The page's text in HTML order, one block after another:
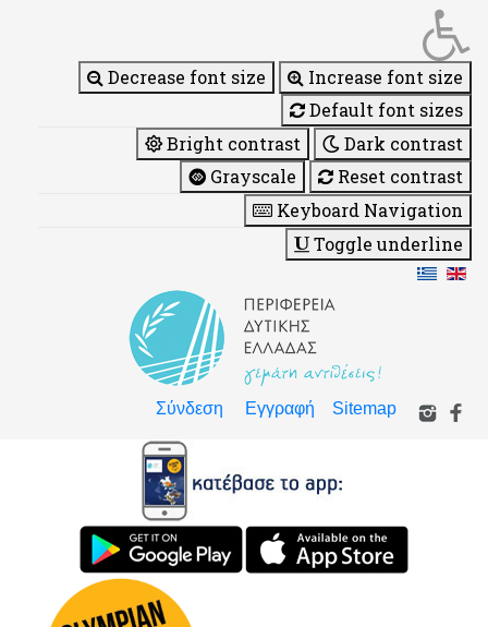
Decrease font size
Increase font size
Default font sizes
Bright contrast
Dark contrast
Grayscale
Reset contrast
Keyboard Navigation
Toggle underline
Σύνδεση Εγγραφή Sitemap